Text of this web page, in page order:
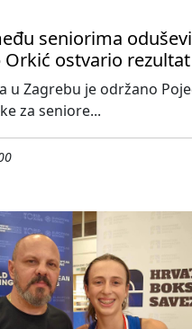
seniorima
Orkić ostvario
u Zagrebu je održano
za seniore...